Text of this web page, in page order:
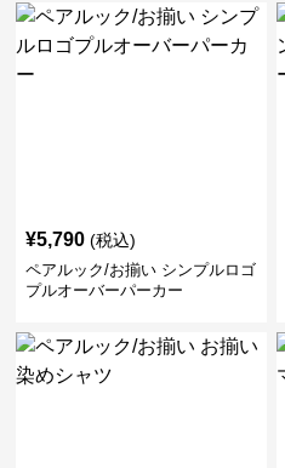
¥5,790 (税込)
ペアルック/お揃い シンプルロゴ
プルオーバーパーカー